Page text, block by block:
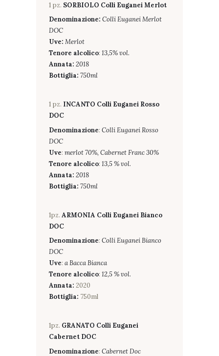
1 pz. SORBIOLO Colli Euganei Merlot
Denominazione: Colli Euganei Merlot
DOC
Uve: Merlot
Tenore alcolico: 13,5% vol.
Annata: 2018
Bottiglia: 750ml
1 pz. INCANTO Colli Euganei Rosso
DOC
Denominazione: Colli Euganei Rosso
DOC
Uve: merlot 70%, Cabernet Franc 30%
Tenore alcolico: 13,5 % vol.
Annata: 2018
Bottiglia: 750ml
1pz. ARMONIA Colli Euganei Bianco
DOC
Denominazione: Colli Euganei Bianco
DOC
Uve: a Bacca Bianca
Tenore alcolico: 12,5 % vol.
Annata: 2020
Bottiglia: 750ml
1pz. GRANATO Colli Euganei
Cabernet DOC
Denominazione: Cabernet Doc